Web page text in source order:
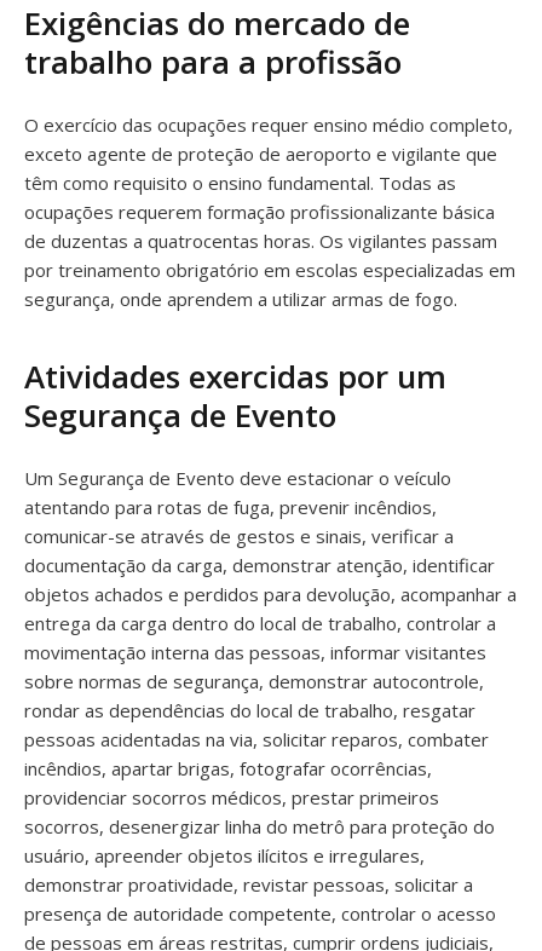
Exigências do mercado de
trabalho para a profissão
O exercício das ocupações requer ensino médio completo,
exceto agente de proteção de aeroporto e vigilante que
têm como requisito o ensino fundamental. Todas as
ocupações requerem formação profissionalizante básica
de duzentas a quatrocentas horas. Os vigilantes passam
por treinamento obrigatório em escolas especializadas em
segurança, onde aprendem a utilizar armas de fogo.
Atividades exercidas por um
Segurança de Evento
Um Segurança de Evento deve estacionar o veículo
atentando para rotas de fuga, prevenir incêndios,
comunicar-se através de gestos e sinais, verificar a
documentação da carga, demonstrar atenção, identificar
objetos achados e perdidos para devolução, acompanhar a
entrega da carga dentro do local de trabalho, controlar a
movimentação interna das pessoas, informar visitantes
sobre normas de segurança, demonstrar autocontrole,
rondar as dependências do local de trabalho, resgatar
pessoas acidentadas na via, solicitar reparos, combater
incêndios, apartar brigas, fotografar ocorrências,
providenciar socorros médicos, prestar primeiros
socorros, desenergizar linha do metrô para proteção do
usuário, apreender objetos ilícitos e irregulares,
demonstrar proatividade, revistar pessoas, solicitar a
presença de autoridade competente, controlar o acesso
de pessoas em áreas restritas, cumprir ordens judiciais,